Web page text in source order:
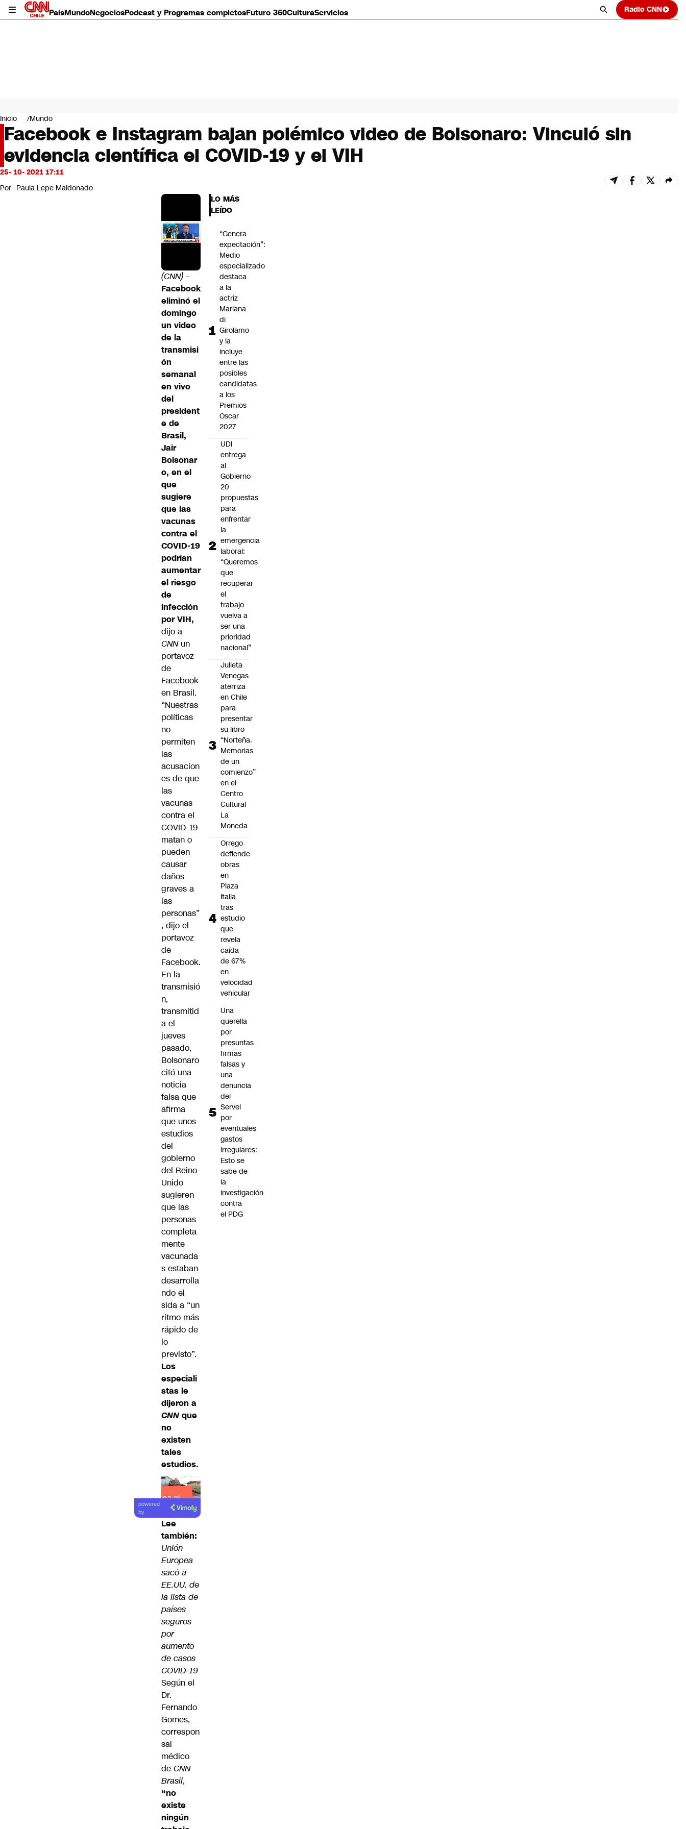
PaísMundoNegociosPodcast y Programas completosFuturo 360CulturaServicios Radio CNN
Mundo
Negocios
Deportes
Programas completos
Cultura
Servicios
Bits
CNN Data
Inicio Mundo
Facebook e Instagram bajan polémico video de Bolsonaro: Vinculó sin
evidencia científica el COVID-19 y el VIH
25- 10- 2021 17:11
Por Paula Lepe Maldonado
(CNN) –
Facebook
eliminó el
domingo
un video
de la
transmisi
ón
semanal
en vivo
del
president
e de
Brasil,
Jair
Bolsonar
o, en el
que
sugiere
que las
vacunas
contra el
COVID-19
podrían
aumentar
el riesgo
de
infección
por VIH,
dijo a
CNNun
portavoz
de
Facebook
en Brasil.
“Nuestras
políticas
no
permiten
las
acusacion
es de que
las
vacunas
contra el
COVID-19
matan o
pueden
causar
daños
graves a
las
personas”
, dijo el
portavoz
de
Facebook.
En la
transmisió
n,
transmitid
a el
jueves
pasado,
Bolsonaro
citó una
noticia
falsa que
afirma
que unos
estudios
del
gobierno
del Reino
Unido
sugieren
que las
personas
completa
mente
vacunada
s estaban
desarrolla
ndo el
sida a “un
ritmo más
rápido de
lo
previsto”.
Los
especiali
stas le
dijeron a
CNN que
no
existen
tales
estudios.
Lea el
artículo
powered
by
Lee
también:
Unión
Europea
sacó a
EE.UU. de
la lista de
países
seguros
por
aumento
de casos
COVID-19
Según el
Dr.
Fernando
Gomes,
correspon
sal
médico
de CNN
Brasil,
“no
existe
ningún
LO MÁS
LEÍDO
“Genera
expectación”:
Medio
especializado
destaca
a la
actriz
Mariana
di
Girolamo
y la
incluye
entre las
posibles
candidatas
a los
Premios
Oscar
2027
UDI
entrega
al
Gobierno
20
propuestas
para
enfrentar
la
emergencia
laboral:
“Queremos
que
recuperar
el
trabajo
vuelva a
ser una
prioridad
nacional”
Julieta
Venegas
aterriza
en Chile
para
presentar
su libro
“Norteña.
Memorias
de un
comienzo”
en el
Centro
Cultural
La
Moneda
Orrego
defiende
obras
en
Plaza
Italia
tras
estudio
que
revela
caída
de 67%
en
velocidad
vehicular
Una
querella
por
presuntas
firmas
falsas y
una
denuncia
del
Servel
por
eventuales
gastos
irregulares:
Esto se
sabe de
la
investigación
contra
el PDG